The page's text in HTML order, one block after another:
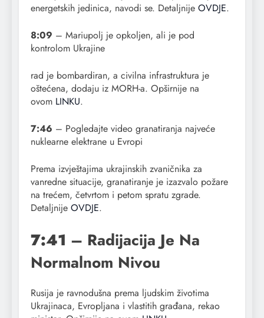
energetskih jedinica, navodi se. Detaljnije OVDJE.
8:09 – Mariupolj je opkoljen, ali je pod
kontrolom Ukrajine
rad je bombardiran, a civilna infrastruktura je
oštećena, dodaju iz MORH-a. Opširnije na
ovom LINKU.
7:46 – Pogledajte video granatiranja najveće
nuklearne elektrane u Evropi
Prema izvještajima ukrajinskih zvaničnika za
vanredne situacije, granatiranje je izazvalo požare
na trećem, četvrtom i petom spratu zgrade.
Detaljnije OVDJE.
7:41 – Radijacija Je Na
Normalnom Nivou
Rusija je ravnodušna prema ljudskim životima
Ukrajinaca, Evropljana i vlastitih građana, rekao